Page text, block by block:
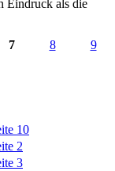
Eindruck als die
7 8
9
10
2
3